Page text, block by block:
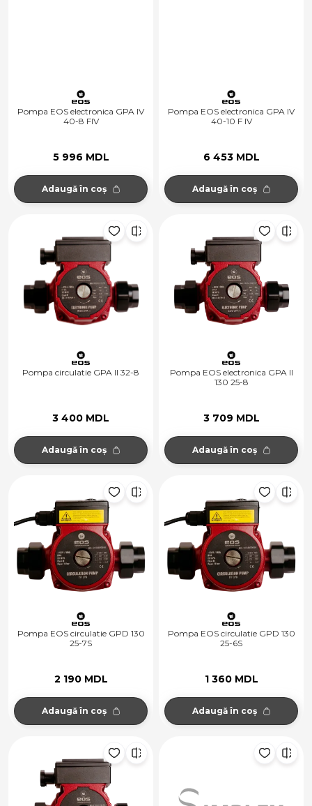
Pompa EOS electronica GPA IV
40-8 FIV
5 996 MDL
Adaugă în coș
Pompa EOS electronica GPA IV
40-10 F IV
6 453 MDL
Adaugă în coș
Pompa circulatie GPA II 32-8
3 400 MDL
Adaugă în coș
Pompa EOS electronica GPA II
130 25-8
3 709 MDL
Adaugă în coș
Pompa EOS circulatie GPD 130
25-7S
2 190 MDL
Adaugă în coș
Pompa EOS circulatie GPD 130
25-6S
1 360 MDL
Adaugă în coș